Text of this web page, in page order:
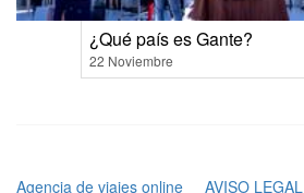
¿Qué país es Gante?
22 Noviembre
Agencia de viajes online AVISO LEGAL